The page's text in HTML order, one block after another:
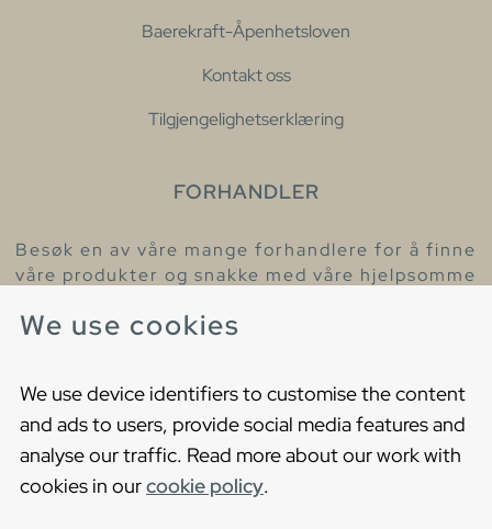
We use cookies
We use device identifiers to customise the content
and ads to users, provide social media features and
analyse our traffic. Read more about our work with
cookies in ourcookie policy.
Baerekraft-Åpenhetsloven
Kontakt oss
Tilgjengelighetserklæring
FORHANDLER
Besøk en av våre mange forhandlere for å finne
våre produkter og snakke med våre hjelpsomme